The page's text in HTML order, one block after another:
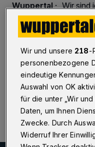
Wuppertal·„Wir sind
Ankommen in
Katholische
Remscheid in
Nachbarn“ und dem
Solingen am 13.
06.04.2021 , 09:00 Uhr
Wir und unsere 218-
personenbezogene
eindeutige
Auswahl von OK
für die unter „Wir
Daten, um Ihnen
Zwecke. Durch
Widerruf Ihrer